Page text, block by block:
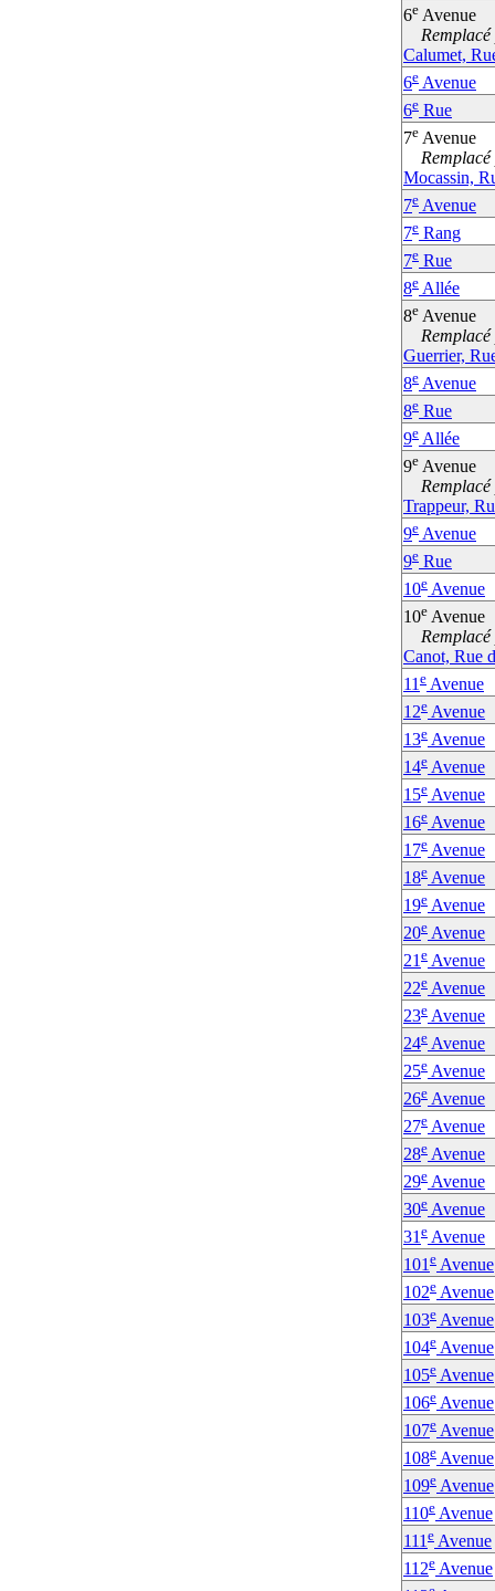
6e Avenue
Remplacé
Calumet,
6e Avenue
6e Rue
7e Avenue
Remplacé
Mocassin,
7e Avenue
7e Rang
7e Rue
8e Allée
8e Avenue
Remplacé
Guerrier,
8e Avenue
8e Rue
9e Allée
9e Avenue
Remplacé
Trappeur,
9e Avenue
9e Rue
10e Avenue
10e Avenue
Remplacé
Canot, Rue
11 e Avenue
12e Avenue
13e Avenue
14e Avenue
15e Avenue
16e Avenue
17e Avenue
18e Avenue
19e Avenue
20e Avenue
21 e Avenue
22e Avenue
23e Avenue
24e Avenue
25e Avenue
26e Avenue
27e Avenue
28e Avenue
29e Avenue
30e Avenue
31 e Avenue
101 e Avenue
102e Avenue
103e Avenue
104e Avenue
105e Avenue
106e Avenue
107e Avenue
108e Avenue
109e Avenue
110e Avenue
111 e Avenue
112e Avenue